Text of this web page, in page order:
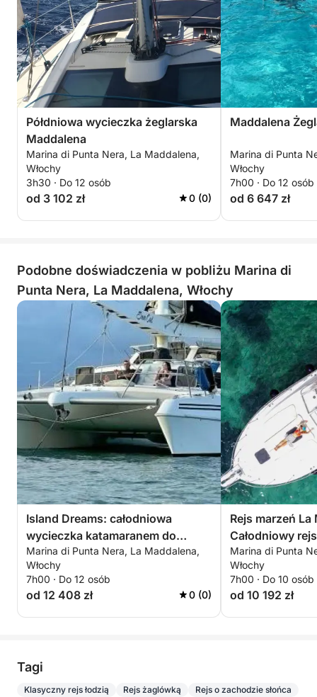
Półdniowa wycieczka żeglarska
Maddalena
Marina di Punta Nera, La Maddalena,
Włochy
3h30 · Do 12 osób
od 3 102 zł 0 (0)
Maddalena
Marina di Punta
Włochy
7h00 · Do 12 osób
od 6 647 zł
Podobne doświadczenia w pobliżu Marina di
Punta Nera, La Maddalena, Włochy
Island Dreams: całodniowa
wycieczka katamaranem do
Spargi i Budelli
Marina di Punta Nera, La Maddalena,
Włochy
7h00 · Do 12 osób
od 12 408 zł 0 (0)
Rejs marzeń
Całodniowy
na pokładzie
Marina di Punta
Włochy
7h00 · Do 10 osób
od 10 192 zł
Tagi
Klasyczny rejs łodzią Rejs żaglówką Rejs o zachodzie słońca